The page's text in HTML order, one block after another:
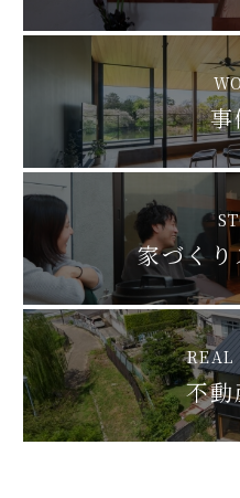
家づく
REAL
不